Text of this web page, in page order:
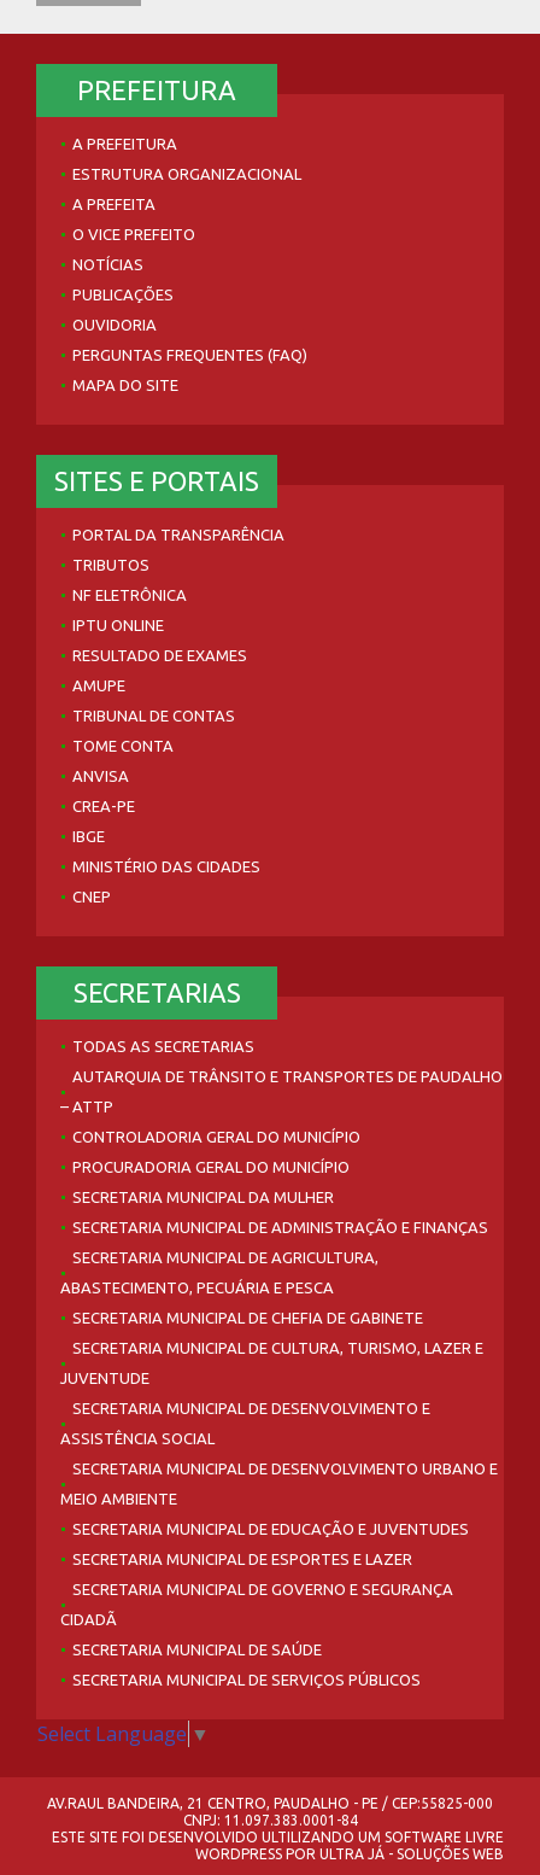
PREFEITURA
A PREFEITURA
ESTRUTURA ORGANIZACIONAL
A PREFEITA
O VICE PREFEITO
NOTÍCIAS
PUBLICAÇÕES
OUVIDORIA
PERGUNTAS FREQUENTES (FAQ)
MAPA DO SITE
SITES E PORTAIS
PORTAL DA TRANSPARÊNCIA
TRIBUTOS
NF ELETRÔNICA
IPTU ONLINE
RESULTADO DE EXAMES
AMUPE
TRIBUNAL DE CONTAS
TOME CONTA
ANVISA
CREA-PE
IBGE
MINISTÉRIO DAS CIDADES
CNEP
SECRETARIAS
TODAS AS SECRETARIAS
AUTARQUIA DE TRÂNSITO E TRANSPORTES DE PAUDALHO
– ATTP
CONTROLADORIA GERAL DO MUNICÍPIO
PROCURADORIA GERAL DO MUNICÍPIO
SECRETARIA MUNICIPAL DA MULHER
SECRETARIA MUNICIPAL DE ADMINISTRAÇÃO E FINANÇAS
SECRETARIA MUNICIPAL DE AGRICULTURA,
ABASTECIMENTO, PECUÁRIA E PESCA
SECRETARIA MUNICIPAL DE CHEFIA DE GABINETE
SECRETARIA MUNICIPAL DE CULTURA, TURISMO, LAZER E
JUVENTUDE
SECRETARIA MUNICIPAL DE DESENVOLVIMENTO E
ASSISTÊNCIA SOCIAL
SECRETARIA MUNICIPAL DE DESENVOLVIMENTO URBANO E
MEIO AMBIENTE
SECRETARIA MUNICIPAL DE EDUCAÇÃO E JUVENTUDES
SECRETARIA MUNICIPAL DE ESPORTES E LAZER
SECRETARIA MUNICIPAL DE GOVERNO E SEGURANÇA
CIDADÃ
SECRETARIA MUNICIPAL DE SAÚDE
SECRETARIA MUNICIPAL DE SERVIÇOS PÚBLICOS
Select Language ▼
AV.RAUL BANDEIRA, 21 CENTRO, PAUDALHO - PE / CEP:55825-000
CNPJ: 11.097.383.0001-84
ESTE SITE FOI DESENVOLVIDO ULTILIZANDO UM SOFTWARE LIVRE
WORDPRESS POR ULTRA JÁ - SOLUÇÕES WEB